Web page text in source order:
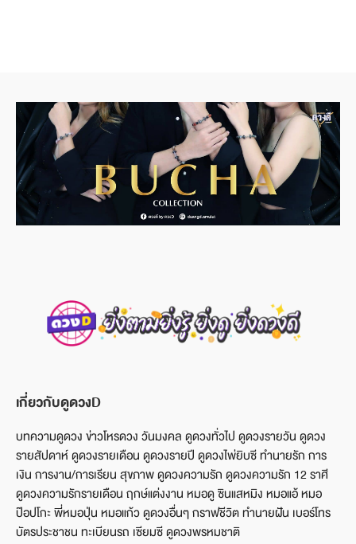
เกี่ยวกับดูดวงD
บทความดูดวง ข่าวโหรดวง วันมงคล ดูดวงทั่วไป ดูดวงรายวัน ดูดวง
รายสัปดาห์ ดูดวงรายเดือน ดูดวงรายปี ดูดวงไพ่ยิบซี ทำนายรัก การ
เงิน การงาน/การเรียน สุขภาพ ดูดวงความรัก ดูดวงความรัก 12 ราศี
ดูดวงความรักรายเดือน ฤกษ์แต่งงาน หมอดู ซินแสหมิง หมอแอ้ หมอ
ป๊อปโกะ พี่หมอปุ่น หมอแก้ว ดูดวงอื่นๆ กราฟชีวิต ทำนายฝัน เบอร์โทร
บัตรประชาชน ทะเบียนรถ เซียมซี ดูดวงพรหมชาติ